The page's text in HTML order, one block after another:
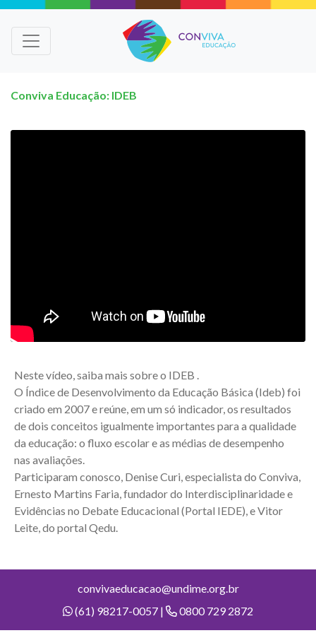
Conviva Educação: IDEB
Neste vídeo, saiba mais sobre o IDEB .
O Índice de Desenvolvimento da Educação Básica (Ideb) foi
criado em 2007 e reúne, em um só indicador, os resultados
de dois conceitos igualmente importantes para a qualidade
da educação: o fluxo escolar e as médias de desempenho
nas avaliações.
Participaram conosco, Denise Curi, especialista do Conviva,
Ernesto Martins Faria, fundador do Interdisciplinaridade e
Evidências no Debate Educacional (Portal IEDE), e Vitor
Leite, do portal Qedu.
convivaeducacao@undime.org.br
(61) 98217-0057 |
0800 729 2872